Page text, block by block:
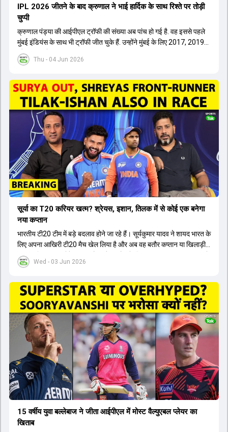
Thu - 04 Jun 2026
IPL 2026 जीतने के बाद क्रुणाल ने भाई हार्द‍िक के साथ र‍िश्ते पर तोड़ी
चुप्पी
क्रुणाल पंड्या की आईपीएल ट्रॉफी की संख्या अब पांच हो गई है. वह इससे पहले
मुंबई इंडियंस के साथ भी ट्रॉफी जीत चुके हैं. उन्होंने मुंबई के लिए 2017, 2019
और 2020 में ट्रॉफी जीती थी.
Wed - 03 Jun 2026
सूर्या का T20 करियर खत्म? श्रेयस, इशान, तिलक में से कोई एक बनेगा
नया कप्तान
भारतीय टी20 टीम में बड़े बदलाव होने जा रहे हैं। सूर्यकुमार यादव ने शायद भारत के
लिए अपना आखिरी टी20 मैच खेल लिया है और अब वह बतौर कप्तान या खिलाड़ी
टीम का हिस्सा नहीं होंगे। आयरलैंड और इंग्लैंड के खिलाफ आगामी टी20 सीरीज के
लिए नए कप्तान की तलाश जारी है। इस रेस में श्रेयस अय्यर सबसे आगे चल रहे
पटेल इस रेस में काफी पीछे हैं, जबकि संजू सैमसन और रजत पाटीदार कप्तानी की
दौड़ से बाहर हैं। आगामी सीरीज के लिए वैभव सूर्यवंशी को तीसरे ओपनर के तौर पर
टीम में शामिल किया जाएगा, जबकि अभिषेक शर्मा और संजू सैमसन पहली पसंद
होंगे। इसके अलावा नीतीश रेड्डी को बतौर ऑलराउंडर ज्यादा मौके मिलेंगे। अजीत
अगरकर की अगुवाई वाली चयन समिति और कोच गौतम गंभीर आगामी टी20 वर्ल्ड
कप और 2028 ओलंपिक के लिए लंबी अवधि का विजन लेकर चल रहे हैं।
15 वर्षीय युवा बल्लेबाज ने जीता आईपीएल में मोस्ट वैल्युएबल प्लेयर का
खिताब